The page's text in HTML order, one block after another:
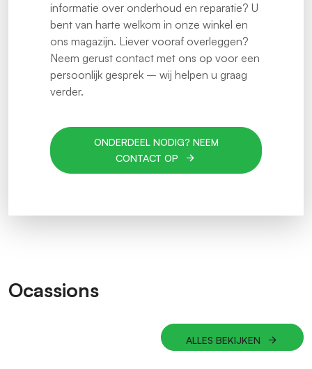
informatie over onderhoud en reparatie? U
bent van harte welkom in onze winkel en
ons magazijn. Liever vooraf overleggen?
Neem gerust contact met ons op voor een
persoonlijk gesprek – wij helpen u graag
verder.
ONDERDEEL NODIG? NEEM
CONTACT OP
Ocassions
ALLES BEKIJKEN